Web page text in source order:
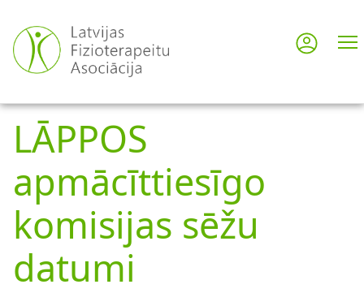
uz
galveno
saturu
User
LĀPPOS
apmācīttiesīgo
komisijas sēžu
datumi